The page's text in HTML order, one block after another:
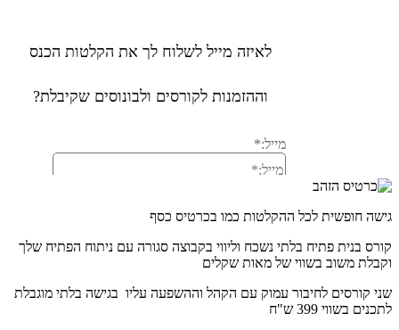
גישה חופשית לכל ההקלטות כמו בכרטיס כסף
קורס בנית פתיח בלתי נשכח וליווי בקבוצה סגורה עם ניתוח הפתיח שלך
וקבלת משוב בשווי של מאות שקלים
שני קורסים לחיבור עמוק עם הקהל וההשפעה עליו בגישה בלתי מוגבלת
לתכנים בשווי 399 ש"ח